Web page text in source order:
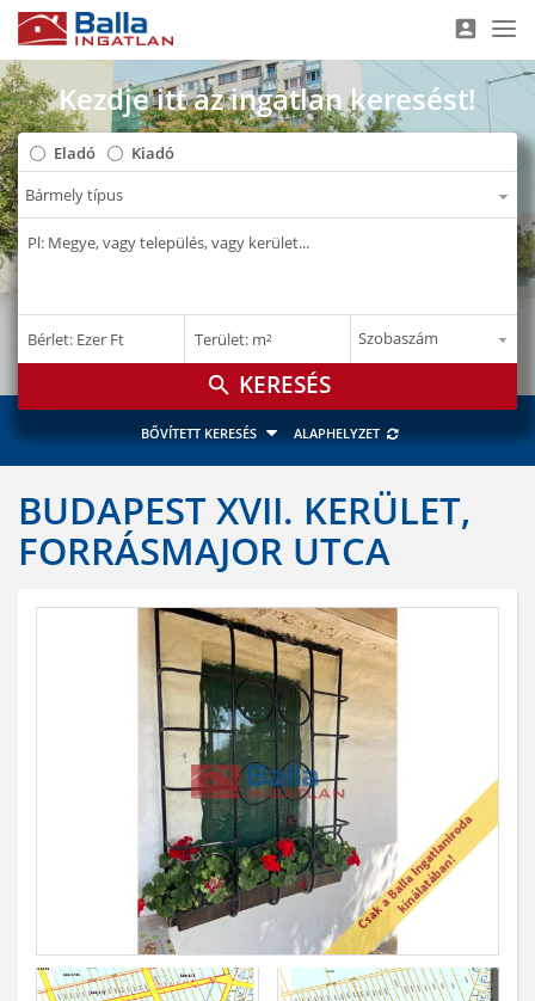
account_box
Kezdje itt az ingatlan keresést!
Eladó Kiadó
–
Bérlet: Ezer Ft –
Terület: m²
search
BŐVÍTETT KERESÉS ALAPHELYZET
BUDAPEST XVII. KERÜLET,
FORRÁSMAJOR UTCA